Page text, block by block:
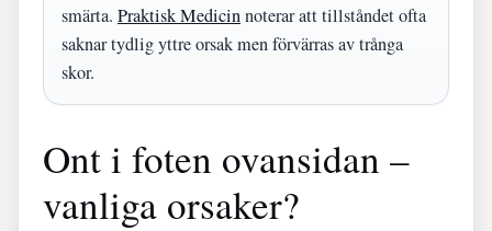
smärta. Praktisk Medicinnoterar att tillståndet ofta
saknar tydlig yttre orsak men förvärras av trånga
skor.
Ont i foten ovansidan –
vanliga orsaker?